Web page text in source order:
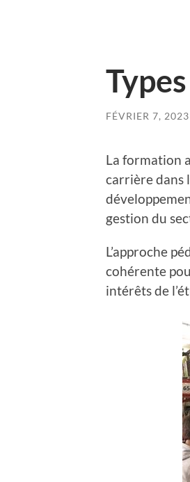
FÉVRIER 7, 2023
La formation
carrière dans
gestion du
L’approche
cohérente
intérêts de